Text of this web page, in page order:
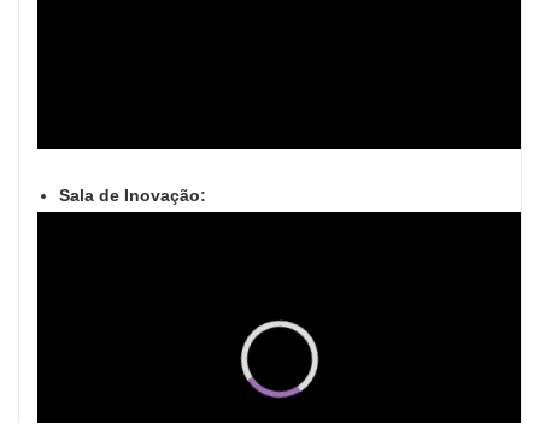
Sala de Inovação: